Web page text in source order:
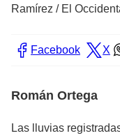
Ramírez / El
Facebook X
Román Ortega
Las lluvias